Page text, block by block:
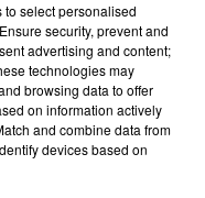
select personalised
security, prevent and
advertising and content;
technologies may
browsing data to offer
on information actively
and combine data from
devices based on